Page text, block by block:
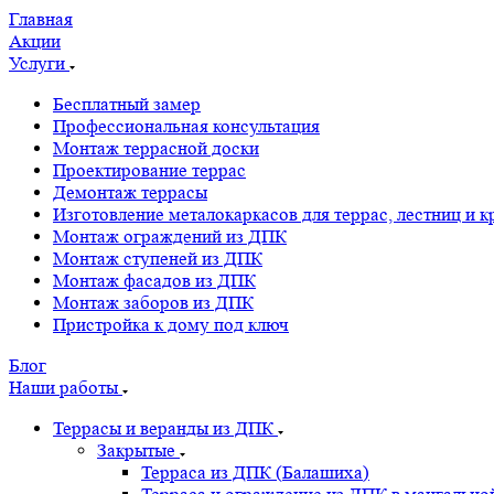
Главная
Акции
Услуги
Бесплатный замер
Профессиональная консультация
Монтаж террасной доски
Проектирование террас
Демонтаж террасы
Изготовление металокаркасов для террас, лестниц и
Монтаж ограждений из ДПК
Монтаж ступеней из ДПК
Монтаж фасадов из ДПК
Монтаж заборов из ДПК
Пристройка к дому под ключ
Блог
Наши работы
Террасы и веранды из ДПК
Закрытые
Терраса из ДПК (Балашиха)